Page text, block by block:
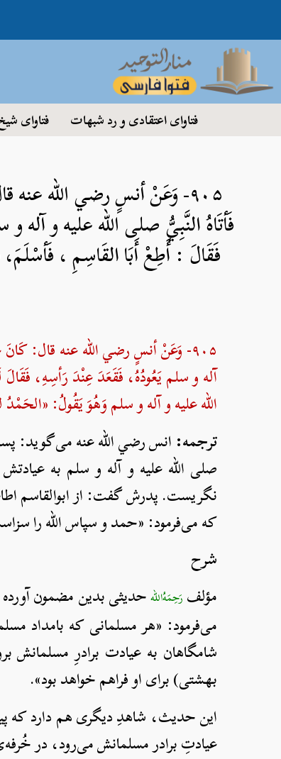
فتاوای اعتقادی و رد شبهات فتاوای
۹۰۵- وَعَنْ أنسٍ رضي الله
فَأتَاهُ النَّبِيُّ صلی الله علیه و
فَقَالَ : أَطِعْ أَبَا القَاسِمِ ،
۹۰۵- وَعَنْ أنسٍ رضي الله عنه قال:
آله و سلم يَعُودُهُ، فَقَعَدَ عِنْدَ رَأسِهِ،
الله علیه و آله و سلم وَهُوَ يَقُولُ:
ترجمه: انس رضي الله عنه می‌گوید:
صلی الله علیه و آله و سلم به
نگریست. پدرش گفت: از ابوالقاسم
که می‌فرمود: «حمد و سپاس الله را
شرح
مؤلف رَحِمَهُ‌الله حدیثی بدین مضمون
می‌فرمود: «هر مسلمانی که بامداد
شامگاهان به عیادت برادرِ مسلمانش
بهشتی) برای او فراهم خواهد بود».
این حدیث، شاهدِ دیگری هم دارد که
عیادتِ برادر مسلمانش می‌رود، در